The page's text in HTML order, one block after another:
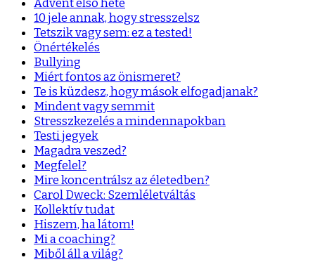
Advent első hete
10 jele annak, hogy stresszelsz
Tetszik vagy sem: ez a tested!
Önértékelés
Bullying
Miért fontos az önismeret?
Te is küzdesz, hogy mások elfogadjanak?
Mindent vagy semmit
Stresszkezelés a mindennapokban
Testi jegyek
Magadra veszed?
Megfelel?
Mire koncentrálsz az életedben?
Carol Dweck: Szemléletváltás
Kollektív tudat
Hiszem, ha látom!
Mi a coaching?
Miből áll a világ?